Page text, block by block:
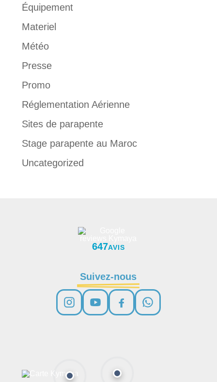
Équipement
Materiel
Météo
Presse
Promo
Réglementation Aérienne
Sites de parapente
Stage parapente au Maroc
Uncategorized
647AVIS
Suivez-nous